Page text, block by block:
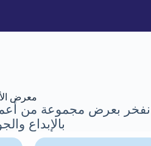
معرض
نفخر بعرض مجموعة من
بالإبداع